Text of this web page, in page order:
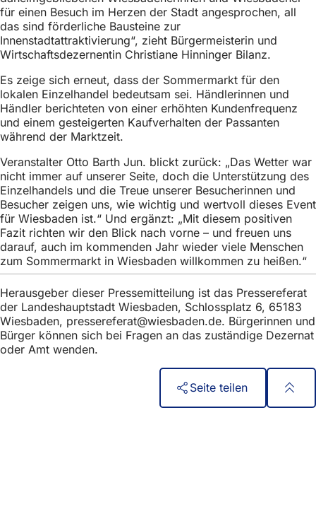
h
i
e
r
:
für einen Besuch im Herzen der Stadt angesprochen, all
das sind förderliche Bausteine zur
Innenstadtattraktivierung“, zieht Bürgermeisterin und
Wirtschaftsdezernentin Christiane Hinninger Bilanz.
Es zeige sich erneut, dass der Sommermarkt für den
lokalen Einzelhandel bedeutsam sei. Händlerinnen und
Händler berichteten von einer erhöhten Kundenfrequenz
und einem gesteigerten Kaufverhalten der Passanten
während der Marktzeit.
Veranstalter Otto Barth Jun. blickt zurück: „Das Wetter war
nicht immer auf unserer Seite, doch die Unterstützung des
Einzelhandels und die Treue unserer Besucherinnen und
Besucher zeigen uns, wie wichtig und wertvoll dieses Event
für Wiesbaden ist.“ Und ergänzt: „Mit diesem positiven
Fazit richten wir den Blick nach vorne – und freuen uns
darauf, auch im kommenden Jahr wieder viele Menschen
zum Sommermarkt in Wiesbaden willkommen zu heißen.“
Herausgeber dieser Pressemitteilung ist das Pressereferat
der Landeshauptstadt Wiesbaden, Schlossplatz 6, 65183
Wiesbaden, pressereferat wiesbaden de. Bürgerinnen und
Bürger können sich bei Fragen an das zuständige Dezernat
oder Amt wenden.
Seite teilen